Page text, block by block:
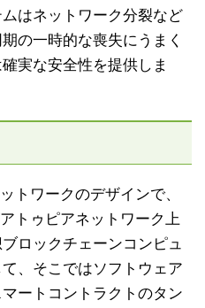
はネットワーク分裂など
の一時的な喪失にうまく
実な安全性を提供しま
トワークのデザインで、
トゥピアネットワーク上
ロックチェーンコンピュ
、そこではソフトウェア
ートコントラクトのタン